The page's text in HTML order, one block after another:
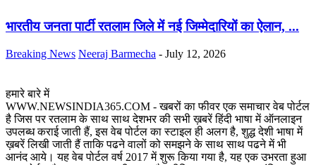
भारतीय जनता पार्टी रतलाम जिले में नई जिम्मेदारियों का ऐलान, ...
Breaking News Neeraj Barmecha - July 12, 2026
हमारे बारे में
WWW.NEWSINDIA365.COM - खबरों का फीवर एक समाचार वेब पोर्टल
है जिस पर रतलाम के साथ साथ देशभर की सभी ख़बरें हिंदी भाषा में ऑनलाइन
उपलब्ध कराई जाती हैं, इस वेब पोर्टल का स्टाइल ही अलग है, शुद्ध देशी भाषा में
ख़बरें लिखी जाती हैं ताकि पढने वालों को समझने के साथ साथ पढने में भी
आनंद आये। यह वेब पोर्टल वर्ष 2017 में शुरू किया गया है, यह एक उभरता हुआ